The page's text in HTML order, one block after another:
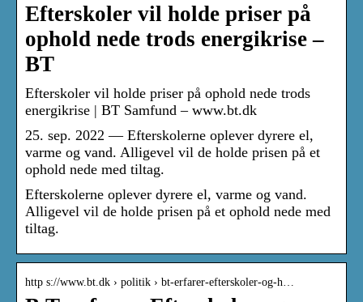
Efterskoler vil holde priser på
ophold nede trods energikrise –
BT
Efterskoler vil holde priser på ophold nede trods
energikrise | BT Samfund – www.bt.dk
25. sep. 2022 — Efterskolerne oplever dyrere el,
varme og vand. Alligevel vil de holde prisen på et
ophold nede med tiltag.
Efterskolerne oplever dyrere el, varme og vand.
Alligevel vil de holde prisen på et ophold nede med
tiltag.
http s://www.bt.dk › politik › bt-erfarer-efterskoler-og-h…